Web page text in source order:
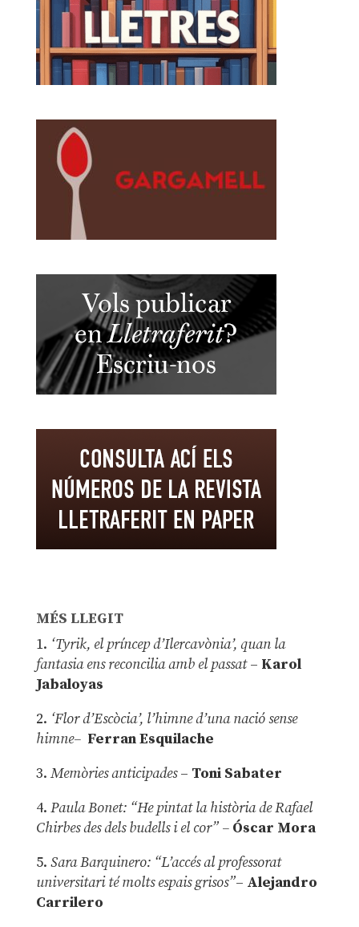
MÉS LLEGIT
1. ‘Tyrik, el príncep d’Ilercavònia’, quan la
fantasia ens reconcilia amb el passat– Karol
Jabaloyas
2. ‘Flor d’Escòcia’, l’himne d’una nació sense
himne– Ferran Esquilache
3. Memòries anticipades– Toni Sabater
4. Paula Bonet: “He pintat la història de Rafael
Chirbes des dels budells i el cor” –Óscar Mora
5. Sara Barquinero: “L’accés al professorat
universitari té molts espais grisos”– Alejandro
Carrilero